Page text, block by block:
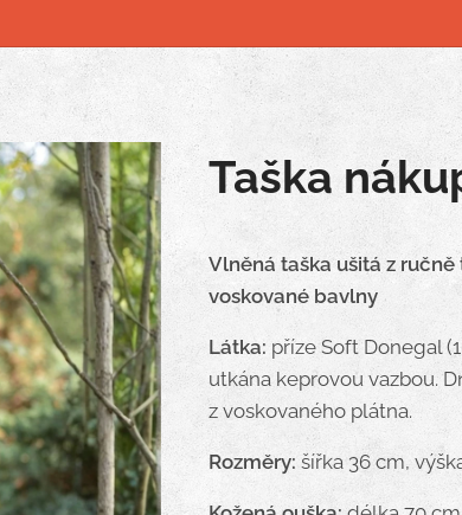
Taška
Vlněná taška ušitá z
voskované bavlny
Látka: příze Soft Donegal
utkána keprovou vazbou.
z voskovaného plátna.
Rozměry: šířka 36 cm,